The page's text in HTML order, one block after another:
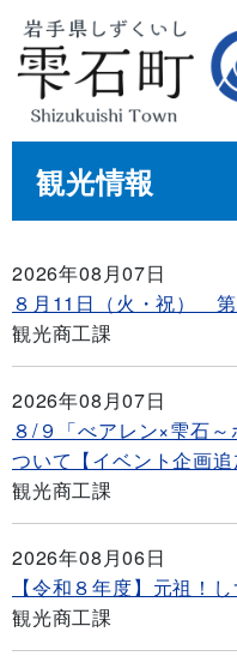
観光情報
2026年08月07日
８月11日（火・祝）
観光商工課
2026年08月07日
８/９「べアレン×雫石
ついて【イベント企画追
観光商工課
2026年08月06日
【令和８年度】元祖！
観光商工課